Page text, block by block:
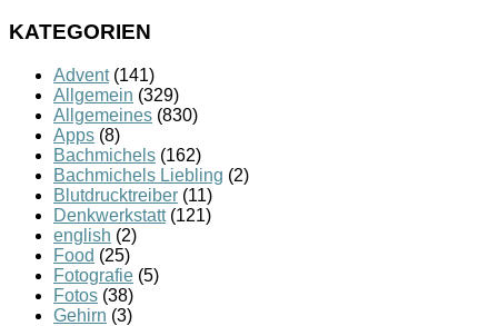
KATEGORIEN
Advent(141)
Allgemein (329)
Allgemeines (830)
Apps (8)
Bachmichels (162)
Bachmichels Liebling (2)
Blutdrucktreiber (11)
Denkwerkstatt(121)
english (2)
Food (25)
Fotografie (5)
Fotos (38)
Gehirn (3)